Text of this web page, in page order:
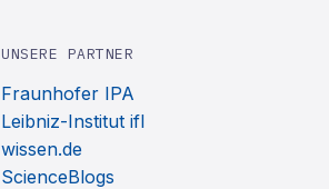
UNSERE PARTNER
Fraunhofer IPA
Leibniz-Institut ifl
wissen.de
ScienceBlogs